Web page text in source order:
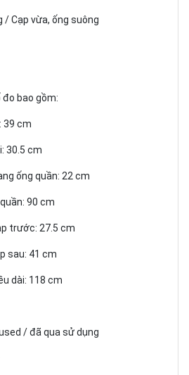
/ Cạp vừa, ống suông
bao gồm:
39 cm
30.5 cm
ống quần: 22 cm
90 cm
trước: 27.5 cm
sau: 41 cm
dài: 118 cm
/ đã qua sử dụng